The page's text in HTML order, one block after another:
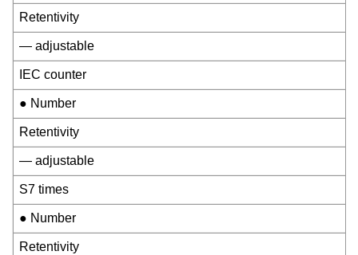
Retentivity
— adjustable
IEC counter
● Number
Retentivity
— adjustable
S7 times
● Number
Retentivity